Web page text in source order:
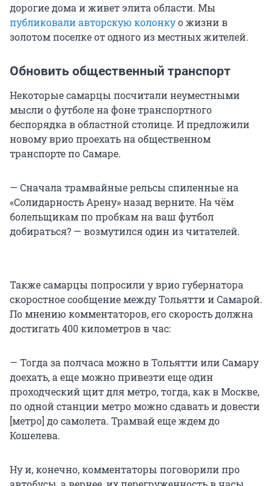
дорогие дома и живет элита области. Мы
публиковали авторскую колонкуо жизни в
золотом поселке от одного из местных жителей.
Обновить общественный транспорт
Некоторые самарцы посчитали неуместными
мысли о футболе на фоне транспортного
беспорядка в областной столице. И предложили
новому врио проехать на общественном
транспорте по Самаре.
— Сначала трамвайные рельсы спиленные на
«Солидарность Арену» назад верните. На чём
болельщикам по пробкам на ваш футбол
добираться? — возмутился один из читателей.
Также самарцы попросили у врио губернатора
скоростное сообщение между Тольятти и Самарой.
По мнению комментаторов, его скорость должна
достигать 400 километров в час:
— Тогда за полчаса можно в Тольятти или Самару
доехать, а еще можно привезти еще один
проходческий щит для метро, тогда, как в Москве,
по одной станции метро можно сдавать и довести
[метро] до самолета. Трамвай еще ждем до
Кошелева.
Ну и, конечно, комментаторы поговорили про